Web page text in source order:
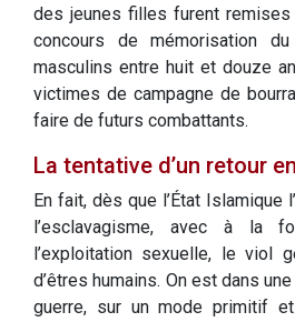
des jeunes filles furent remises
concours de mémorisation
masculins entre huit et douze
victimes de campagne de
faire de futurs combattants.
La tentative d’un retour
En fait, dès que l’État Islamique
l’esclavagisme, avec à la
l’exploitation sexuelle, le viol
d’êtres humains. On est dans
guerre, sur un mode primitif